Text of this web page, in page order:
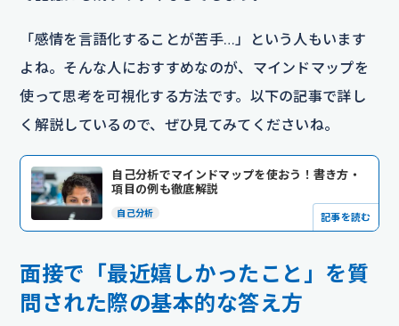
「感情を言語化することが苦手…」という人もいます
よね。そんな人におすすめなのが、マインドマップを
使って思考を可視化する方法です。以下の記事で詳し
く解説しているので、ぜひ見てみてくださいね。
自己分析でマインドマップを使おう！書き方・
項目の例も徹底解説
自己分析 記事を読む
面接で「最近嬉しかったこと」を質
問された際の基本的な答え方